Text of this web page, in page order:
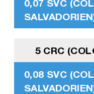
0,07 SVC
5 CRC
0,08 SVC